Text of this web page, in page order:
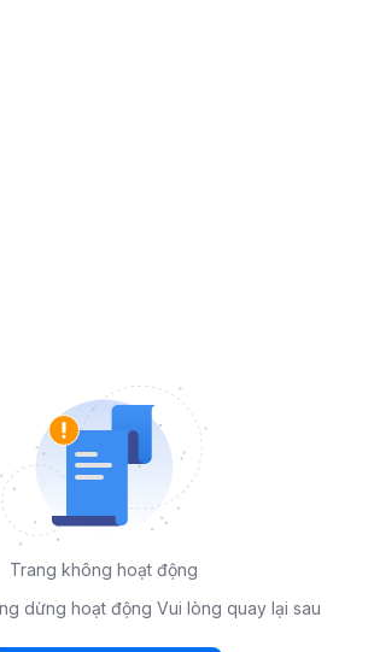
Trang không hoạt động
dừng hoạt động Vui lòng quay lại sau